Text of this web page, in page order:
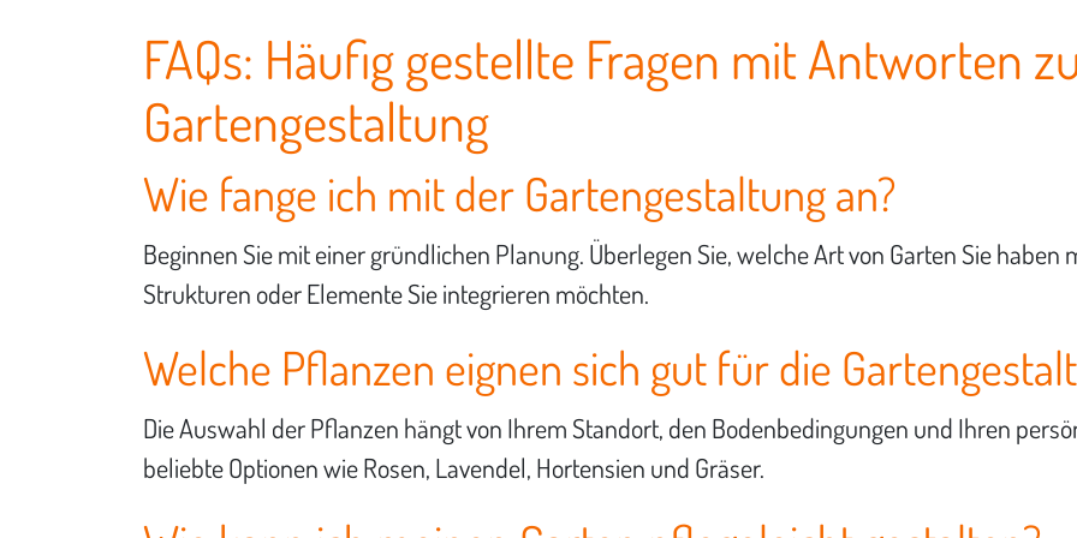
FAQs: Häufig gestellte Fragen mit Antworten
Gartengestaltung
Wie fange ich mit der Gartengestaltung an?
Beginnen Sie mit einer gründlichen Planung. Überlegen Sie, welche Art von Garten Sie
Strukturen oder Elemente Sie integrieren möchten.
Welche Pflanzen eignen sich gut für die
Die Auswahl der Pflanzen hängt von Ihrem Standort, den Bodenbedingungen und Ihren
beliebte Optionen wie Rosen, Lavendel, Hortensien und Gräser.